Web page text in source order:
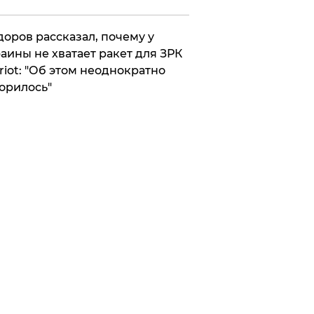
рассказал, почему у
не хватает ракет для ЗРК
"Об этом неоднократно